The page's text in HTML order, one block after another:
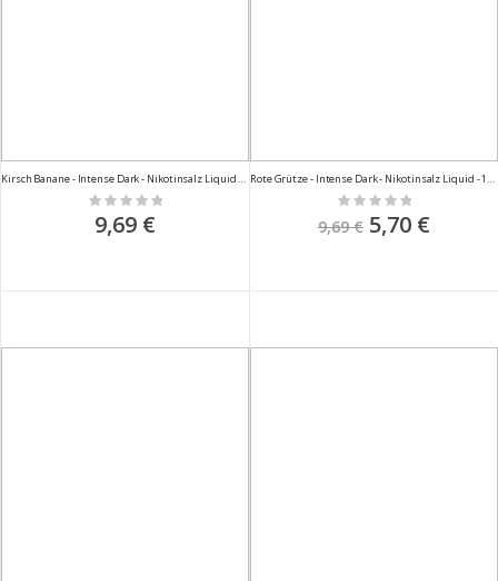
Kirsch Banane - Intense Dark - Nikotinsalz Liquid - 10ml
Rating:
0%
9,69 €
Rote Grütze - Intense Dark - Nikotinsalz Liquid - 10ml
Rating:
9,69 € Sonderpreis
5,70 €